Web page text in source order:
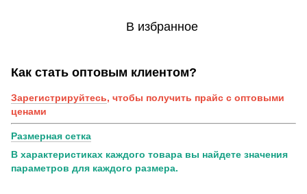
В избранное
Как стать оптовым клиентом?
Зарегистрируйтесь, чтобы получить прайс с оптовыми
ценами
Размерная сетка
В характеристиках каждого товара вы найдете значения
параметров для каждого размера.